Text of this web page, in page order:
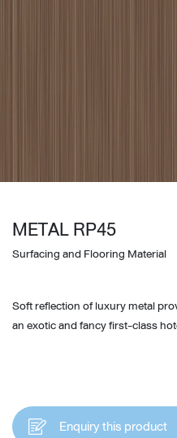
METAL RP45
Surfacing and Flooring Material
Soft reflection of luxury metal
an exotic and fancy first-class
Enquiry this product